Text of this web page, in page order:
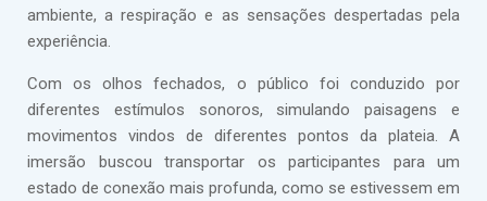
ambiente, a respiração e as sensações despertadas pela
experiência.
Com os olhos fechados, o público foi conduzido por
diferentes estímulos sonoros, simulando paisagens e
movimentos vindos de diferentes pontos da plateia. A
imersão buscou transportar os participantes para um
estado de conexão mais profunda, como se estivessem em